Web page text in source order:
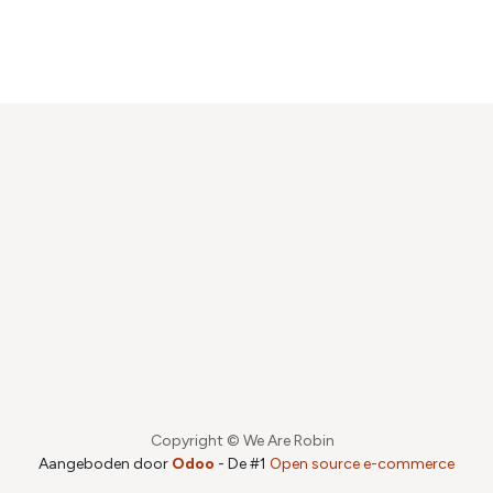
Copyright © We Are Robin
Aangeboden door Odoo - De #1 Open source e-commerce